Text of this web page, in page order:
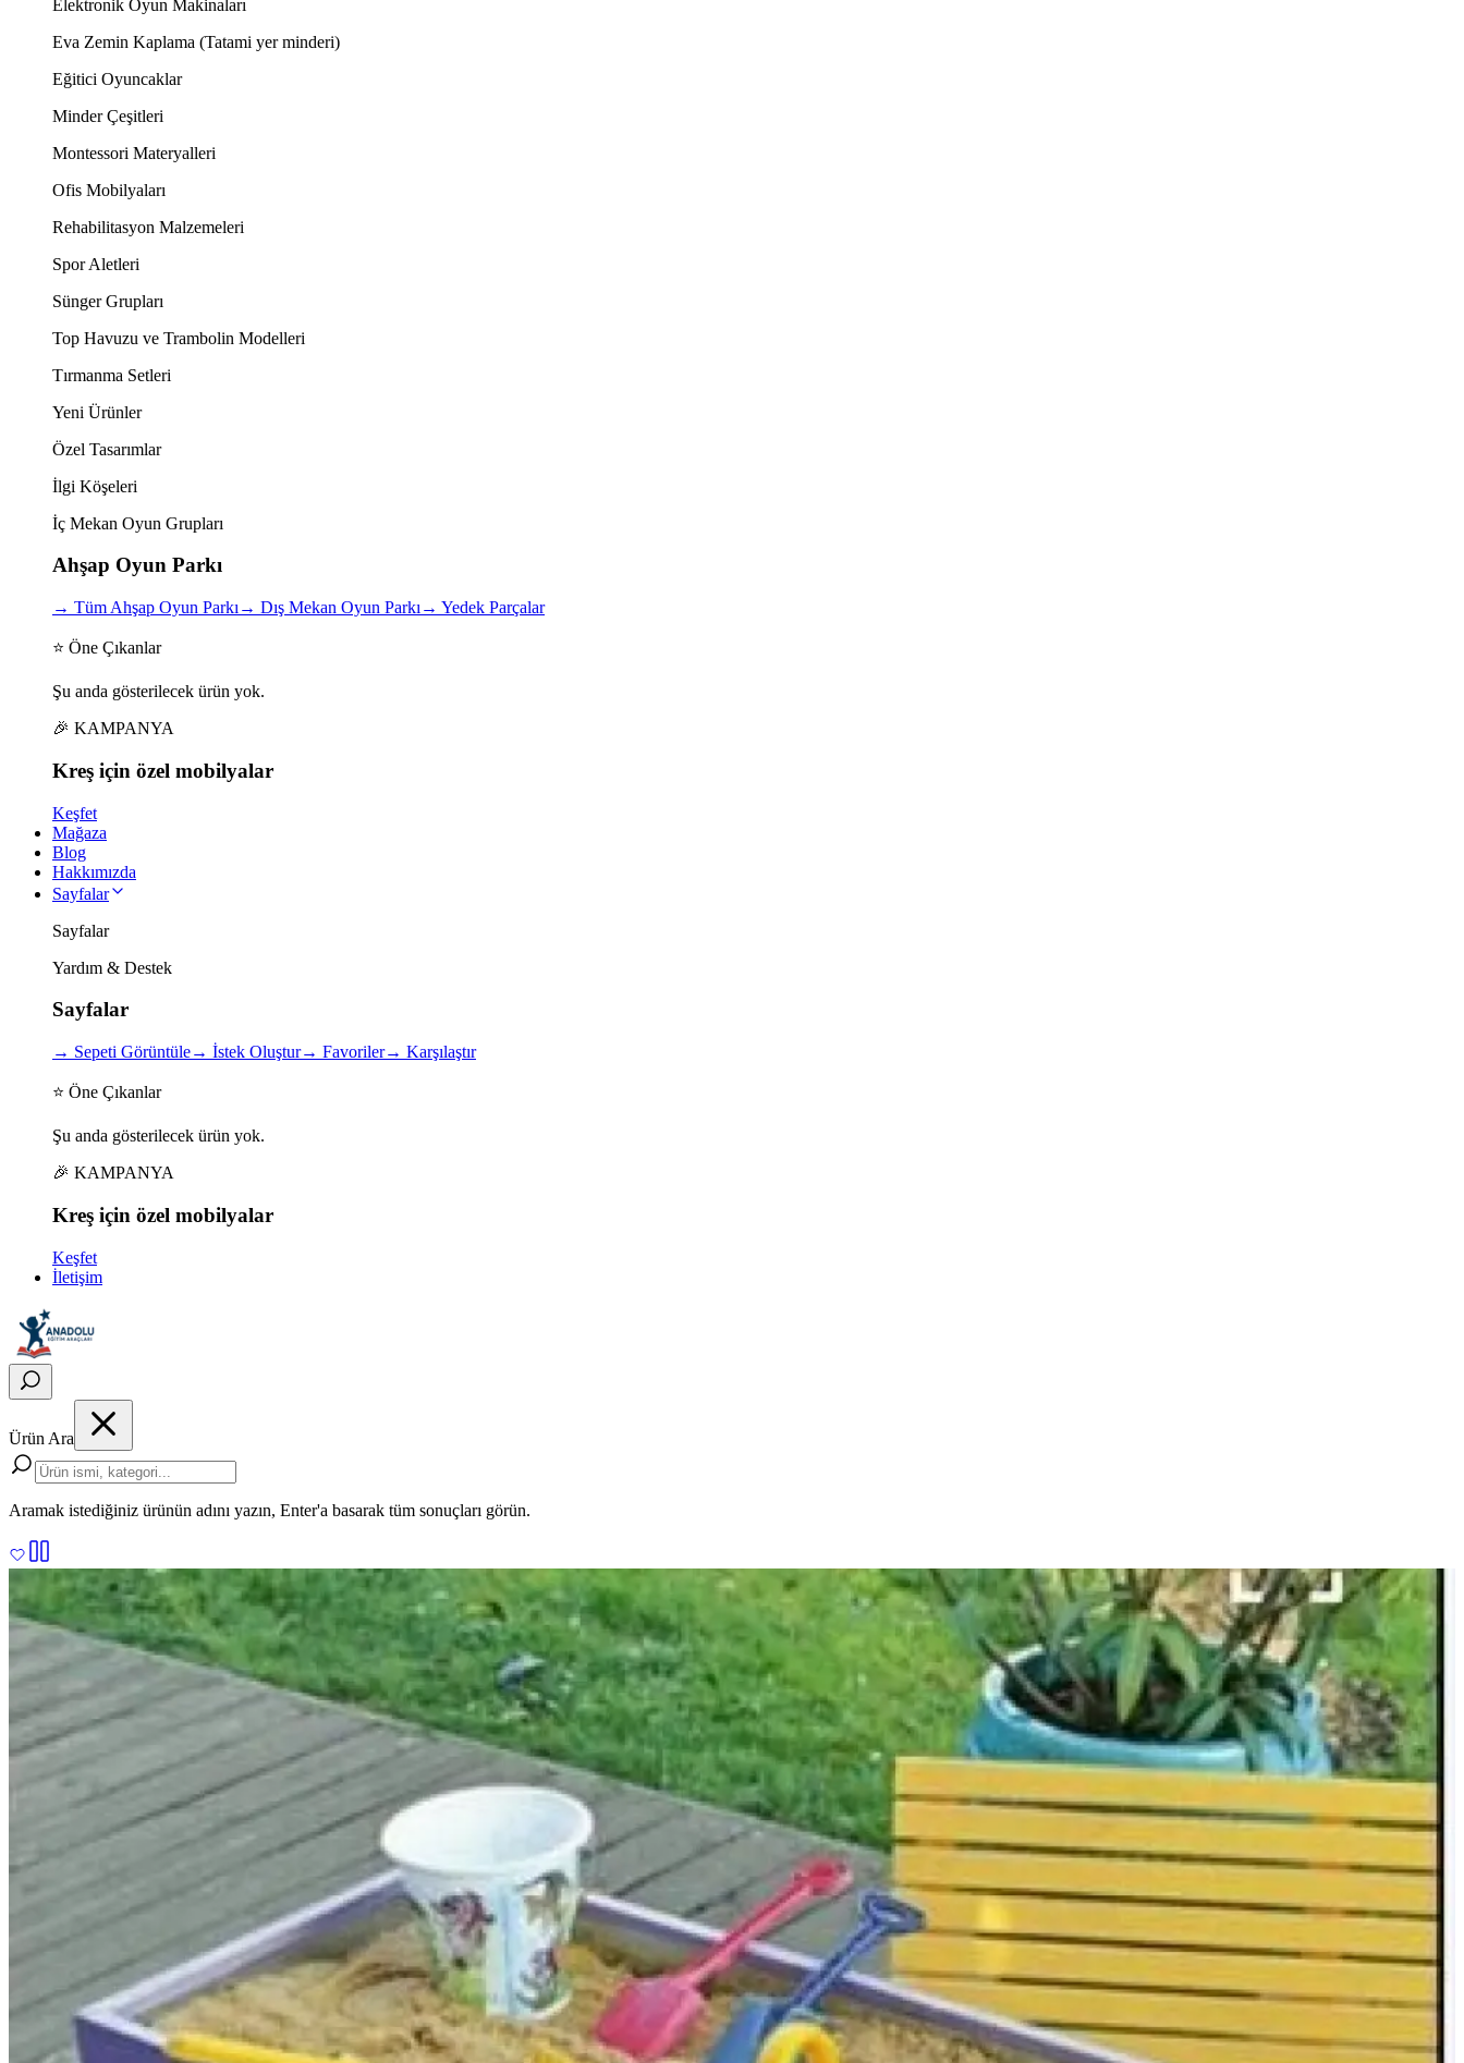
Elektronik Oyun Makinaları
Eva Zemin Kaplama (Tatami yer minderi)
Eğitici Oyuncaklar
Minder Çeşitleri
Montessori Materyalleri
Ofis Mobilyaları
Rehabilitasyon Malzemeleri
Spor Aletleri
Sünger Grupları
Top Havuzu ve Trambolin Modelleri
Tırmanma Setleri
Yeni Ürünler
Özel Tasarımlar
İlgi Köşeleri
İç Mekan Oyun Grupları
Ahşap Oyun Parkı
→ Tüm Ahşap Oyun Parkı → Dış Mekan Oyun Parkı → Yedek Parçalar
⭐ Öne Çıkanlar
Şu anda gösterilecek ürün yok.
🎉 KAMPANYA
Kreş için özel mobilyalar
Keşfet
Mağaza
Blog
Hakkımızda
Sayfalar
Sayfalar
Yardım & Destek
Sayfalar
→ Sepeti Görüntüle→ İstek Oluştur→ Favoriler→ Karşılaştır
⭐ Öne Çıkanlar
Şu anda gösterilecek ürün yok.
🎉 KAMPANYA
Kreş için özel mobilyalar
Keşfet
İletişim
Ürün Ara
Aramak istediğiniz ürünün adını yazın, Enter'a basarak tüm sonuçları görün.